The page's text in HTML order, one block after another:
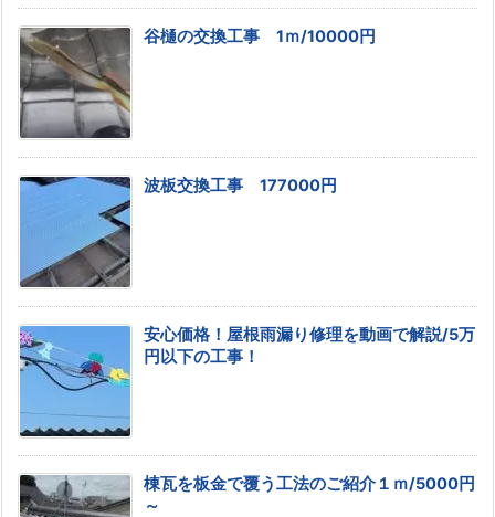
谷樋の交換工事 1ｍ/10000円
波板交換工事 177000円
安心価格！屋根雨漏り修理を動画で解説/5万
円以下の工事！
棟瓦を板金で覆う工法のご紹介１ｍ/5000円
～